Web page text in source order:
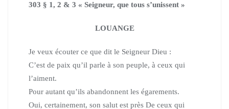
303 § 1, 2 & 3 « Seigneur, que tous s’unissent »
LOUANGE
Je veux écouter ce que dit le Seigneur Dieu :
C’est de paix qu’il parle à son peuple, à ceux qui
l’aiment.
Pour autant qu’ils abandonnent les égarements.
Oui, certainement, son salut est près De ceux qui